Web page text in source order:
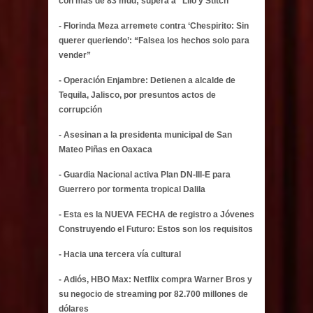
- Florinda Meza arremete contra ‘Chespirito: Sin
querer queriendo’: “Falsea los hechos solo para
vender”
- Operación Enjambre: Detienen a alcalde de
Tequila, Jalisco, por presuntos actos de
corrupción
- Asesinan a la presidenta municipal de San
Mateo Piñas en Oaxaca
- Guardia Nacional activa Plan DN-III-E para
Guerrero por tormenta tropical Dalila
- Esta es la NUEVA FECHA de registro a Jóvenes
Construyendo el Futuro: Estos son los requisitos
- Hacia una tercera vía cultural
- Adiós, HBO Max: Netflix compra Warner Bros y
su negocio de streaming por 82.700 millones de
dólares